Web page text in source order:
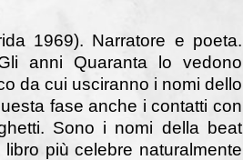
1969). Narratore e poeta.
anni Quaranta lo vedono
da cui usciranno i nomi dello
fase anche i contatti con
Sono i nomi della beat
più celebre naturalmente